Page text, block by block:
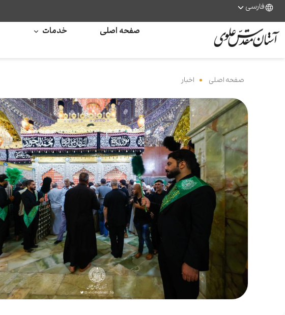
فارسی
صفحه اصلی خدمات
صفحه اصلی اخبار